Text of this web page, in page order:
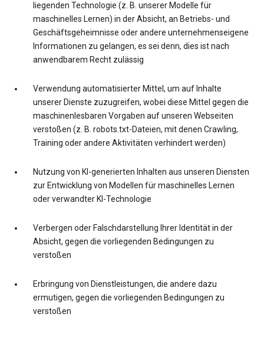
liegenden Technologie (z. B. unserer Modelle für
maschinelles Lernen) in der Absicht, an Betriebs- und
Geschäftsgeheimnisse oder andere unternehmenseigene
Informationen zu gelangen, es sei denn, dies ist nach
anwendbarem Recht zulässig
Verwendung automatisierter Mittel, um auf Inhalte
unserer Dienste zuzugreifen, wobei diese Mittel gegen die
maschinenlesbaren Vorgaben auf unseren Webseiten
verstoßen (z. B. robots.txt-Dateien, mit denen Crawling,
Training oder andere Aktivitäten verhindert werden)
Nutzung von KI-generierten Inhalten aus unseren Diensten
zur Entwicklung von Modellen für maschinelles Lernen
oder verwandter KI-Technologie
Verbergen oder Falschdarstellung Ihrer Identität in der
Absicht, gegen die vorliegenden Bedingungen zu
verstoßen
Erbringung von Dienstleistungen, die andere dazu
ermutigen, gegen die vorliegenden Bedingungen zu
verstoßen